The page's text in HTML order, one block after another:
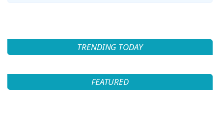
TRENDING TODAY
FEATURED